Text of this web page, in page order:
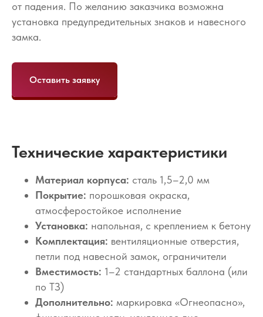
от падения. По желанию заказчика возможна
установка предупредительных знаков и навесного
замка.
Оставить заявку
Технические характеристики
Материал корпуса: сталь 1,5–2,0 мм
Покрытие: порошковая окраска,
атмосферостойкое исполнение
Установка: напольная, с креплением к бетону
Комплектация: вентиляционные отверстия,
петли под навесной замок, ограничители
Вместимость: 1–2 стандартных баллона (или
по ТЗ)
Дополнительно: маркировка «Огнеопасно»,